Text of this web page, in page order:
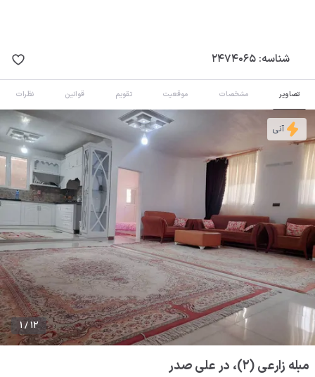
شناسه: 2474065
تصاویر مشخصات موقعیت تقویم قوانین نظرات
1 / 12
آنی
مبله زارعی (۲)، در علی صدر